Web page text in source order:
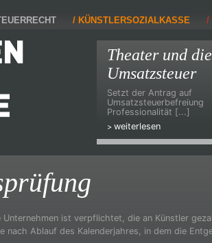
KÜNSTLERSOZIALKASSE
Theater und die
Umsatzsteuer
Setzt der Antrag auf
Umsatzsteuerbefreiung
Professionalität [...]
weiterlesen
ist verpflichtet, die an Künstler
nach Ablauf des Kalenderjahres, in dem die